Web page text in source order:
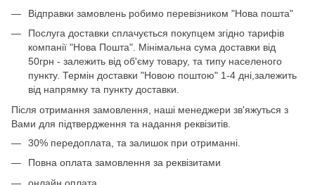
Відправки замовлень робимо перевізником "Нова пошта"
Послуга доставки сплачується покупцем згідно тарифів
компанії "Нова Пошта". Мінімальна сума доставки від
50грн - залежить від об'єму товару, та типу населеного
пункту. Термін доставки "Новою поштою" 1-4 дні,залежить
від напрямку та пункту доставки.
Після отримання замовлення, наші менеджери зв'яжуться з
Вами для підтвердження та надання реквізитів.
30% передоплата, та залишок при отриманні.
Повна оплата замовлення за реквізитами
онлайн оплата